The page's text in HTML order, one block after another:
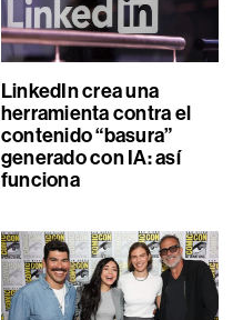
LinkedIn crea una
herramienta contra el
contenido “basura”
generado con IA: así
funciona